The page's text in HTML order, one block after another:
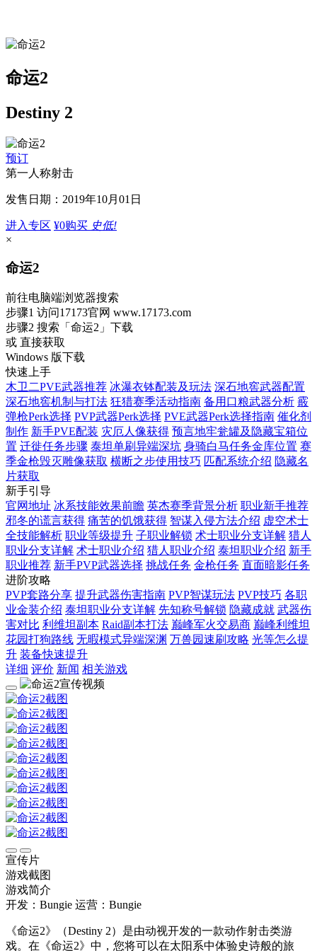
命运2
Destiny 2
预订
第一人称射击
发售日期：2019年10月01日
进入专区 ¥0购买 史低!
×
命运2
前往电脑端浏览器搜索
步骤1 访问17173官网 www.17173.com
步骤2 搜索 「命运2」 下载
或 直接获取
Windows 版下载
快速上手
木卫二PVE武器推荐 冰瀑衣钵配装及玩法 深石地窖武器配置
深石地窖机制与打法 狂猎赛季活动指南 备用口粮武器分析 霰
弹枪Perk选择 PVP武器Perk选择 PVE武器Perk选择指南 催化剂
制作 新手PVE配装 灾厄人像获得 预言地牢瓮罐及隐藏宝箱位
置 迁徙任务步骤 泰坦单刷异端深坑 身骑白马任务金库位置 赛
季金枪毁灭雕像获取 横断之步使用技巧 匹配系统介绍 隐藏名
片获取
新手引导
官网地址 冰系技能效果前瞻 英杰赛季背景分析 职业新手推荐
邪冬的谎言获得 痛苦的饥饿获得 智谋入侵方法介绍 虚空术士
全技能解析 职业等级提升 子职业解锁 术士职业分支详解 猎人
职业分支详解 术士职业介绍 猎人职业介绍 泰坦职业介绍 新手
职业推荐 新手PVP武器选择 挑战任务 金枪任务 直面暗影任务
进阶攻略
PVP套路分享 提升武器伤害指南 PVP智谋玩法 PVP技巧 各职
业金装介绍 泰坦职业分支详解 先知称号解锁 隐藏成就 武器伤
害对比 利维坦副本 Raid副本打法 巅峰军火交易商 巅峰利维坦
花园打狗路线 无暇模式异端深渊 万兽园速刷攻略 光等怎么提
升 装备快速提升
详细 评价 新闻 相关游戏
宣传片
游戏截图
游戏简介
开发：Bungie 运营：Bungie
《命运2》（Destiny 2）是由动视开发的一款动作射击类游
戏。在《命运2》中，您将可以在太阳系中体验史诗般的旅